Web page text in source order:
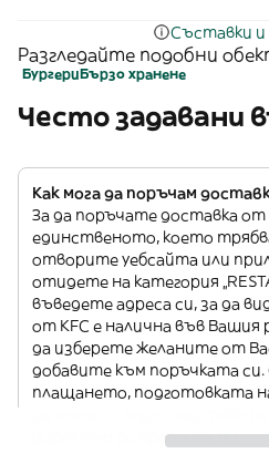
Съставки и
Разгледайте подобни
БургериБързо хранене
Често задавани
Как мога да поръчам
За да поръчате доставка от
единственото, което
отворите уебсайта или
отидете на категория
въведете адреса си, за да
от KFC е налична във Вашия
да изберете желаните от
добавите към поръчката
плащането, подготовката
директно до вратата Ви.